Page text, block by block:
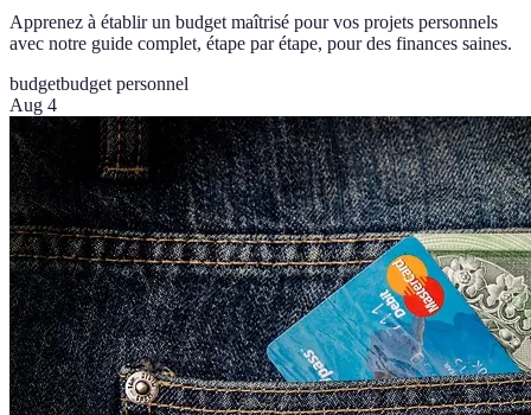
Apprenez à établir un budget maîtrisé pour vos projets personnels
avec notre guide complet, étape par étape, pour des finances saines.
budgetbudget personnel
Aug 4